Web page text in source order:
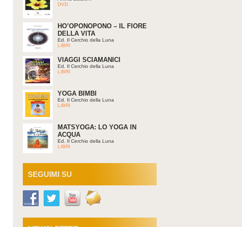
DVD
HO’OPONOPONO – IL FIORE
DELLA VITA
Ed. Il Cerchio della Luna
LIBRI
VIAGGI SCIAMANICI
Ed. Il Cerchio della Luna
LIBRI
YOGA BIMBI
Ed. Il Cerchio della Luna
LIBRI
MATSYOGA: LO YOGA IN
ACQUA
Ed. Il Cerchio della Luna
LIBRI
SEGUIMI SU